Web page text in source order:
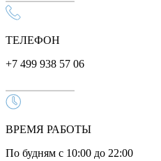
ТЕЛЕФОН
+7 499 938 57 06
ВРЕМЯ РАБОТЫ
По будням с 10:00 до 22:00